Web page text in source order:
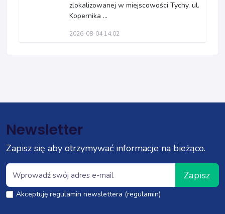
zlokalizowanej w miejscowości Tychy, ul.
Kopernika ...
2026-08-04 14:02
Newsletter
Zapisz się aby otrzymywać informacje na bieżąco.
Zapisz
Akceptuję regulamin newslettera (regulamin)